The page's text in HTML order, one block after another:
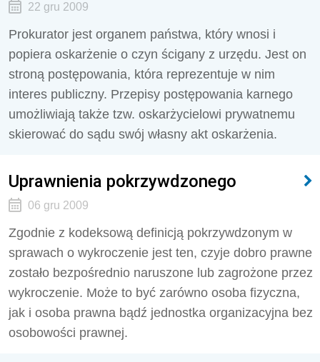
22 gru 2009
Prokurator jest organem państwa, który wnosi i
popiera oskarżenie o czyn ścigany z urzędu. Jest on
stroną postępowania, która reprezentuje w nim
interes publiczny. Przepisy postępowania karnego
umożliwiają także tzw. oskarżycielowi prywatnemu
skierować do sądu swój własny akt oskarżenia.
Uprawnienia pokrzywdzonego
06 gru 2009
Zgodnie z kodeksową definicją pokrzywdzonym w
sprawach o wykroczenie jest ten, czyje dobro prawne
zostało bezpośrednio naruszone lub zagrożone przez
wykroczenie. Może to być zarówno osoba fizyczna,
jak i osoba prawna bądź jednostka organizacyjna bez
osobowości prawnej.